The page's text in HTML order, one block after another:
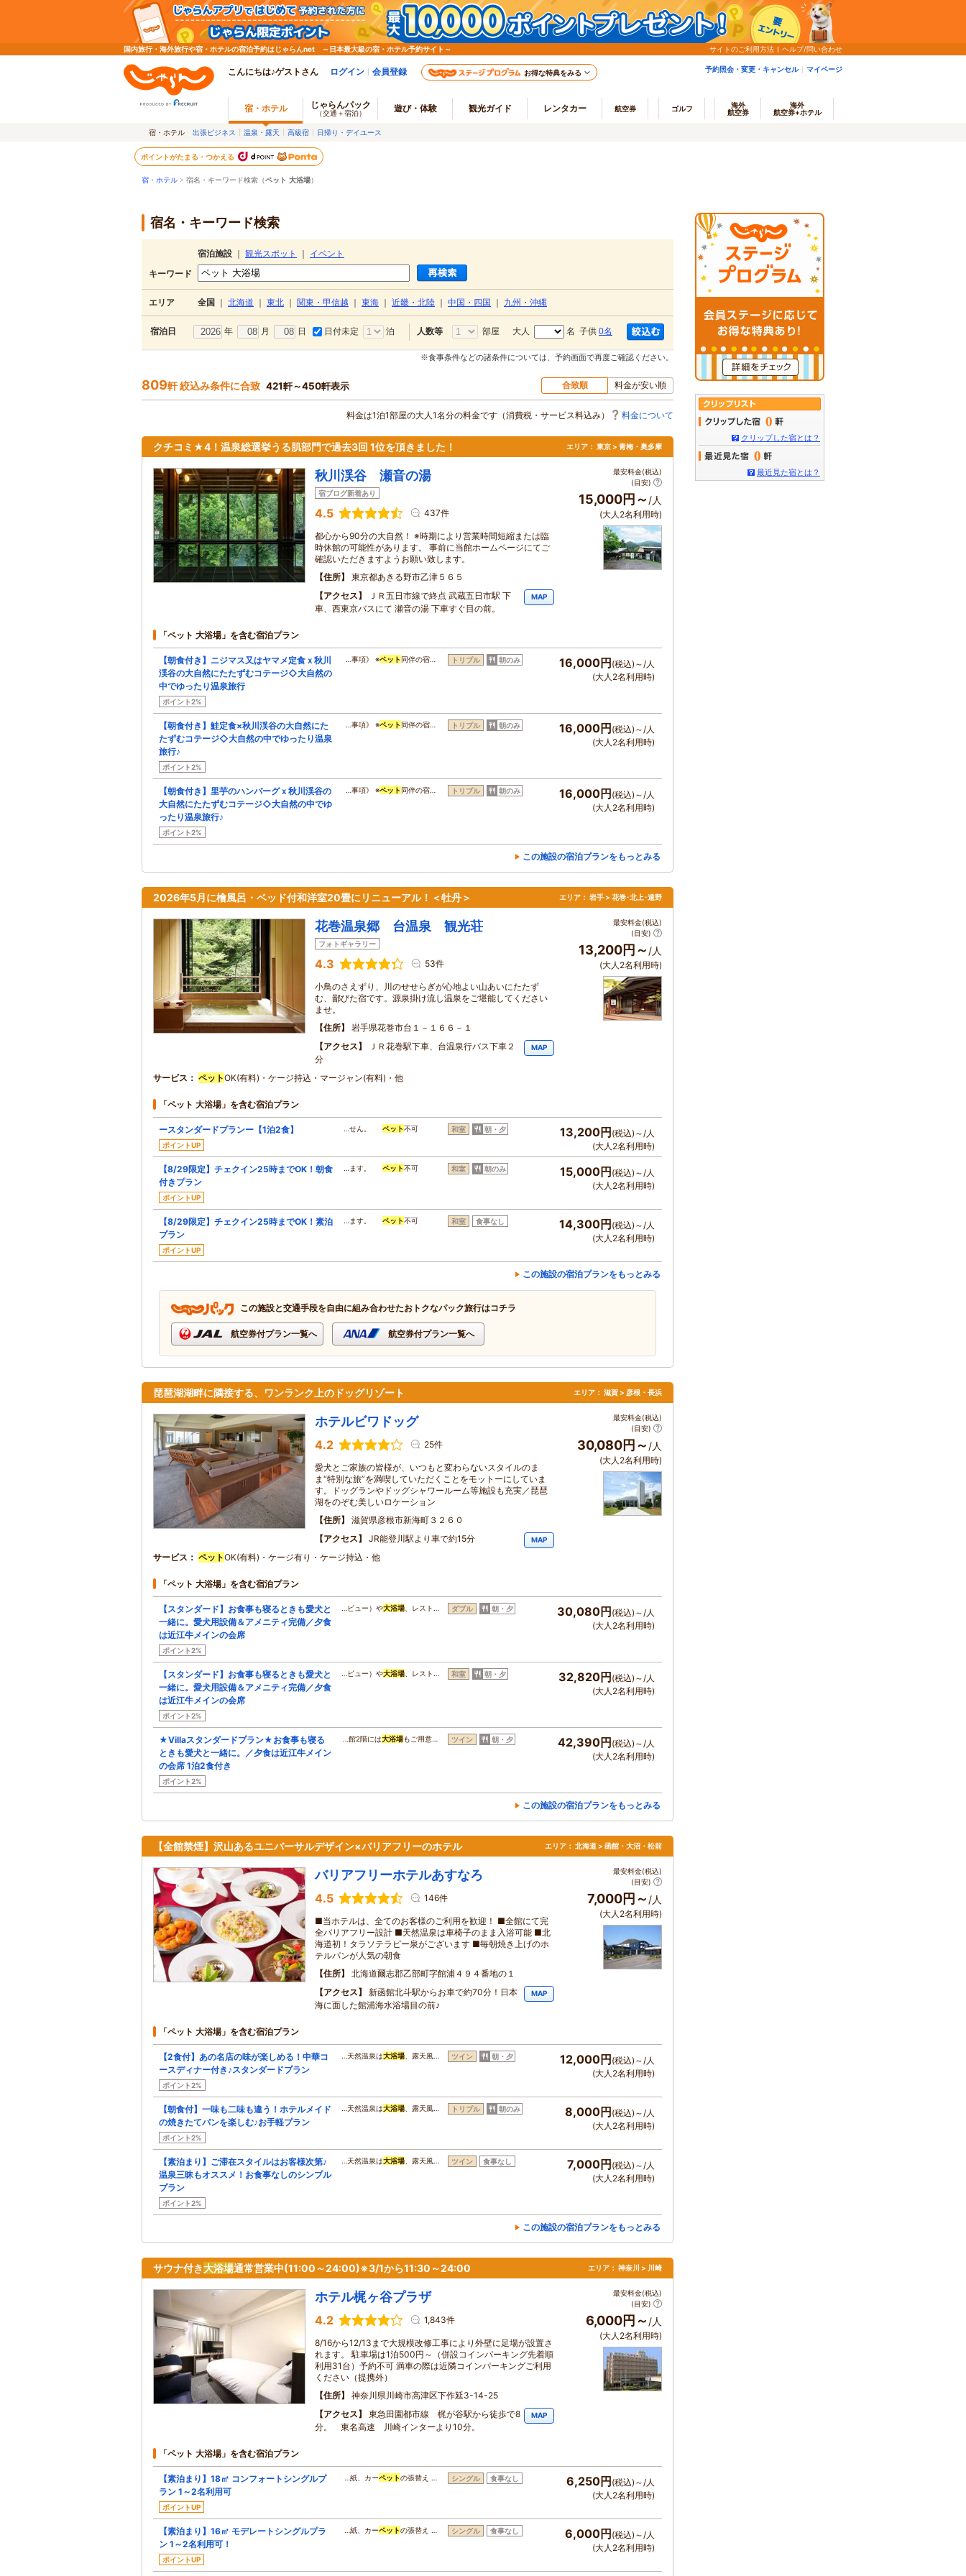
国内旅行・海外旅行や宿・ホテルの宿泊予約はじゃらんnet ～日本最大級の宿・ホテル予約サイト～ サイトのご利用方法 ヘルプ/問い合わせ
こんにちは♪ゲストさん ログイン 会員登録 お得な特典をみる 予約照会・変更・キャンセル マイページ
宿・ホテル じゃらんパック
（交通＋宿泊） 遊び・体験 観光ガイド レンタカー 航空券 ゴルフ
海外
航空券
海外
航空券+ホテル
宿・ホテル 出張ビジネス 温泉・露天 高級宿 日帰り・デイユース
ポイントがたまる・つかえる
宿・ホテル > 宿名・キーワード検索（ペット 大浴場）
宿名・キーワード検索
宿泊施設 観光スポット
イベント
キーワード
エリア 全国 北海道 東北 関東・甲信越 東海 近畿・北陸 中国・四国 九州・沖縄
宿泊日 年 月 日 日付未定 泊 人数等 部屋 大人 名 子供 0名
※食事条件などの諸条件については、予約画面で再度ご確認ください。
809軒 絞込み条件に合致 421軒～450軒表示 合致順 料金が安い順
料金は1泊1部屋の大人1名分の料金です（消費税・サービス料込み） 料金について
クチコミ★4！温泉総選挙うる肌部門で過去3回 1位を頂きました！ エリア： 東京 > 青梅・奥多摩
秋川渓谷 瀬音の湯
宿ブログ新着あり
4.5 437件
都心から90分の大自然！ ※時期により営業時間短縮または臨
時休館の可能性があります。 事前に当館ホームページにてご
確認いただきますようお願い致します。
住所
東京都あきる野市乙津５６５
アクセス
ＪＲ五日市線で終点 武蔵五日市駅 下
車、西東京バスにて 瀬音の湯 下車すぐ目の前。
MAP
最安料金(税込)
(目安)
15,000円～ /人
(大人2名利用時)
「ペット 大浴場」を含む宿泊プラン
【朝食付き】ニジマス又はヤマメ定食ｘ秋川
渓谷の大自然にたたずむコテージ◇大自然の
中でゆったり温泉旅行
ポイント2%
…事項》 ※ペット 同伴の宿… トリプル 朝のみ 16,000円 (税込)～/人
(大人2名利用時)
【朝食付き】鮭定食×秋川渓谷の大自然にた
たずむコテージ◇大自然の中でゆったり温泉
旅行♪
ポイント2%
…事項》 ※ペット 同伴の宿… トリプル 朝のみ 16,000円 (税込)～/人
(大人2名利用時)
【朝食付き】里芋のハンバーグｘ秋川渓谷の
大自然にたたずむコテージ◇大自然の中でゆ
ったり温泉旅行♪
ポイント2%
…事項》 ※ペット 同伴の宿… トリプル 朝のみ 16,000円 (税込)～/人
(大人2名利用時)
この施設の宿泊プランをもっとみる
2026年5月に檜風呂・ベッド付和洋室20畳にリニューアル！＜牡丹＞ エリア： 岩手 > 花巻･北上･遠野
花巻温泉郷 台温泉 観光荘
フォトギャラリー
4.3 53件
小鳥のさえずり、川のせせらぎが心地よい山あいにたたず
む、鄙びた宿です。源泉掛け流し温泉をご堪能してください
ませ。
住所
岩手県花巻市台１－１６６－１
アクセス
ＪＲ花巻駅下車、台温泉行バス下車２
分
MAP
最安料金(税込)
(目安)
13,200円～ /人
(大人2名利用時)
サービス ペットOK(有料)・ケージ持込・マージャン(有料)・他
「ペット 大浴場」を含む宿泊プラン
ースタンダードプランー【1泊2食】
ポイントUP
…せん。 ペット不可 和室 朝・夕 13,200円 (税込)～/人
(大人2名利用時)
【8/29限定】チェクイン25時までOK！朝食
付きプラン
ポイントUP
…ます。 ペット不可 和室 朝のみ 15,000円 (税込)～/人
(大人2名利用時)
【8/29限定】チェクイン25時までOK！素泊
プラン
ポイントUP
…ます。 ペット不可 和室 食事なし 14,300円 (税込)～/人
(大人2名利用時)
この施設の宿泊プランをもっとみる
この施設と交通手段を自由に組み合わせたおトクなパック旅行はコチラ
航空券付プラン一覧へ 航空券付プラン一覧へ
琵琶湖湖畔に隣接する、ワンランク上のドッグリゾート エリア： 滋賀 > 彦根・長浜
ホテルビワドッグ
4.2 25件
愛犬とご家族の皆様が、いつもと変わらないスタイルのま
ま“特別な旅”を満喫していただくことをモットーにしていま
す。ドッグランやドッグシャワールーム等施設も充実／琵琶
湖をのぞむ美しいロケーション
住所
滋賀県彦根市新海町３２６０
アクセス
JR能登川駅より車で約15分 MAP
最安料金(税込)
(目安)
30,080円～ /人
(大人2名利用時)
サービス ペットOK(有料)・ケージ有り・ケージ持込・他
「ペット 大浴場」を含む宿泊プラン
【スタンダード】お食事も寝るときも愛犬と
一緒に。愛犬用設備＆アメニティ完備／夕食
は近江牛メインの会席
ポイント2%
…ビュー）や大浴場 、レスト… ダブル 朝・夕 30,080円 (税込)～/人
(大人2名利用時)
【スタンダード】お食事も寝るときも愛犬と
一緒に。愛犬用設備＆アメニティ完備／夕食
は近江牛メインの会席
ポイント2%
…ビュー）や大浴場 、レスト… 和室 朝・夕 32,820円 (税込)～/人
(大人2名利用時)
★Villaスタンダードプラン★お食事も寝る
ときも愛犬と一緒に。／夕食は近江牛メイン
の会席 1泊2食付き
ポイント2%
…館2階には大浴場もご用意… ツイン 朝・夕 42,390円 (税込)～/人
(大人2名利用時)
この施設の宿泊プランをもっとみる
【全館禁煙】沢山あるユニバーサルデザイン×バリアフリーのホテル エリア： 北海道 > 函館・大沼・松前
バリアフリーホテルあすなろ
4.5 146件
■当ホテルは、全てのお客様のご利用を歓迎！ ■全館にて完
全バリアフリー設計 ■天然温泉は車椅子のまま入浴可能 ■北
海道初！タラソテラピー泉がございます ■毎朝焼き上げのホ
テルパンが人気の朝食
住所
北海道爾志郡乙部町字館浦４９４番地の１
アクセス
新函館北斗駅からお車で約70分！日本
海に面した館浦海水浴場目の前♪
MAP
最安料金(税込)
(目安)
7,000円～ /人
(大人2名利用時)
「ペット 大浴場」を含む宿泊プラン
【2食付】あの名店の味が楽しめる！中華コ
ースディナー付き♪スタンダードプラン
ポイント2%
…天然温泉は大浴場 、露天風… ツイン 朝・夕 12,000円 (税込)～/人
(大人2名利用時)
【朝食付】一味も二味も違う！ホテルメイド
の焼きたてパンを楽しむ♪お手軽プラン
ポイント2%
…天然温泉は大浴場 、露天風… トリプル 朝のみ 8,000円 (税込)～/人
(大人2名利用時)
【素泊まり】ご滞在スタイルはお客様次第♪
温泉三昧もオススメ！お食事なしのシンプル
プラン
ポイント2%
…天然温泉は大浴場 、露天風… ツイン 食事なし 7,000円 (税込)～/人
(大人2名利用時)
この施設の宿泊プランをもっとみる
サウナ付き大浴場通常営業中(11:00～24:00)※3/1から11:30～24:00 エリア： 神奈川 > 川崎
ホテル梶ヶ谷プラザ
4.2 1,843件
8/16から12/13まで大規模改修工事により外壁に足場が設置さ
れます。 駐車場は1泊500円～（併設コインパーキング先着順
利用31台）予約不可 満車の際は近隣コインパーキングご利用
ください（提携外）
住所
神奈川県川崎市高津区下作延3-14-25
アクセス
東急田園都市線 梶が谷駅から徒歩で8
分。 東名高速 川崎インターより10分。
MAP
最安料金(税込)
(目安)
6,000円～ /人
(大人2名利用時)
「ペット 大浴場」を含む宿泊プラン
【素泊まり】18㎡ コンフォートシングルプ
ラン 1～2名利用可
ポイントUP
…紙、カーペットの張替え … シングル 食事なし 6,250円 (税込)～/人
(大人2名利用時)
【素泊まり】16㎡ モデレートシングルプラ
ン 1～2名利用可！
ポイントUP
…紙、カーペットの張替え … シングル 食事なし 6,000円 (税込)～/人
(大人2名利用時)
0
クリップした宿とは？
0
最近見た宿とは？